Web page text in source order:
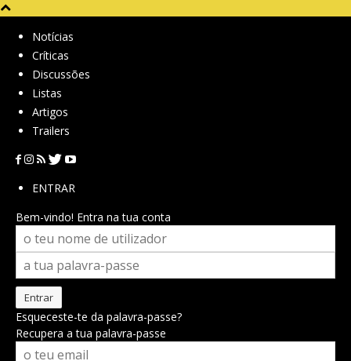
Notícias
Críticas
Discussões
Listas
Artigos
Trailers
ENTRAR
Bem-vindo! Entra na tua conta
Esqueceste-te da palavra-passe?
Recupera a tua palavra-passe